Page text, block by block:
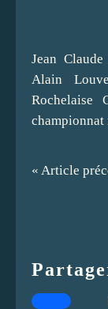
Jean
Alain
Rochelaise
« Article